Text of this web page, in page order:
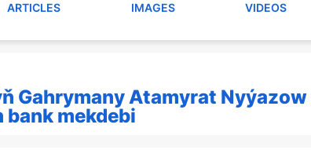
ARTICLES IMAGES VIDEOS
Gahrymany Atamyrat
mekdebi